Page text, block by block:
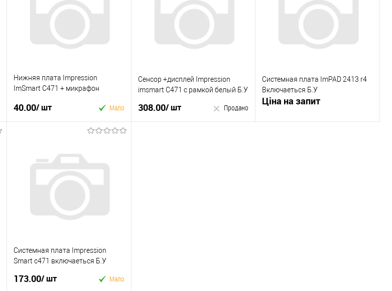
У вибране
До
порівняння
У вибране
До
порівняння
У вибране
До
порівняння
Нижняя плата Impression
ImSmart C471 + микрафон
40.00/ шт Мало
Купити в 1 клік
У вибране
До
порівняння
Сенсор +дисплей Impression
imsmart С471 с рамкой белый Б.У
308.00/ шт Продано
Системная плата ImPAD 2413 r4
Включаеться Б.У
Ціна на запит
Системная плата Impression
Smart c471 включаеться Б.У
173.00/ шт Мало